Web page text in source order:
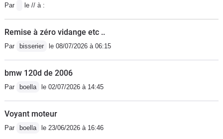
Par le // à :
Remise à zéro vidange etc ..
Par bisserier le 08/07/2026 à 06:15
bmw 120d de 2006
Par boella le 02/07/2026 à 14:45
Voyant moteur
Par boella le 23/06/2026 à 16:46